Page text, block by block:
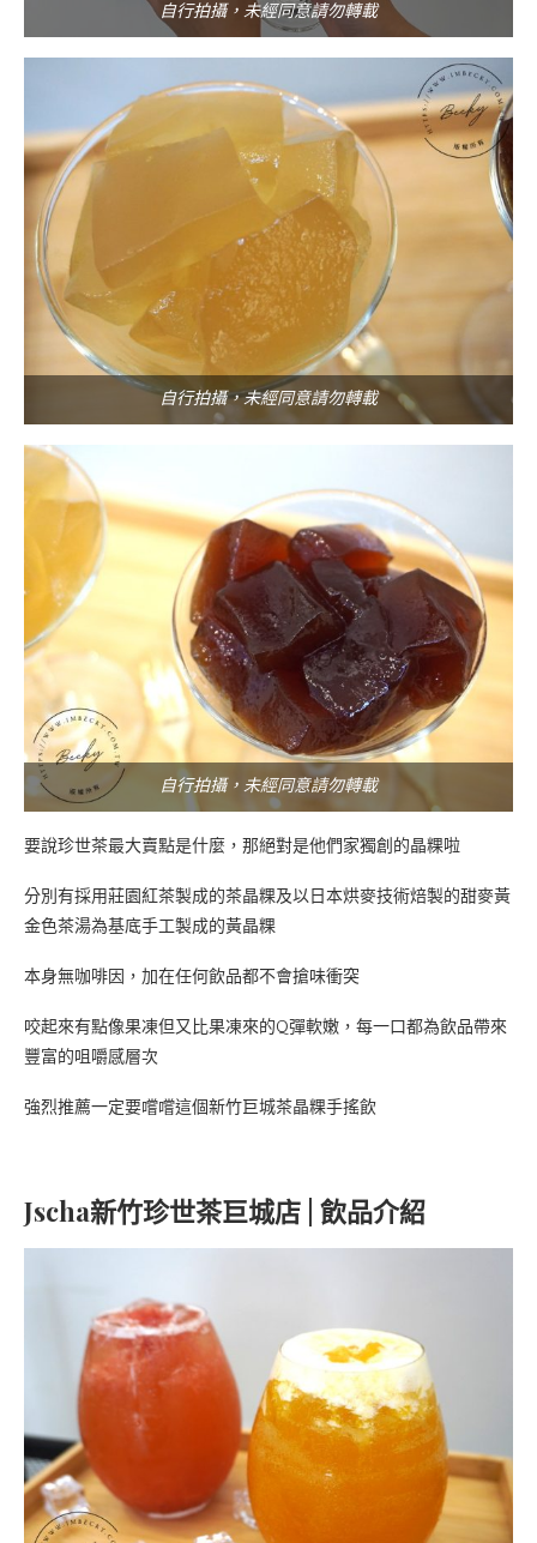
自行拍攝，未經同意請勿轉載
自行拍攝，未經同意請勿轉載
自行拍攝，未經同意請勿轉載
要說珍世茶最大賣點是什麼，那絕對是他們家獨創的晶粿啦
分別有採用莊園紅茶製成的茶晶粿及以日本烘麥技術焙製的甜麥黃
金色茶湯為基底手工製成的黃晶粿
本身無咖啡因，加在任何飲品都不會搶味衝突
咬起來有點像果凍但又比果凍來的Q彈軟嫩，每一口都為飲品帶來
豐富的咀嚼感層次
強烈推薦一定要嚐嚐這個新竹巨城茶晶粿手搖飲
Jscha新竹珍世茶巨城店 | 飲品介紹